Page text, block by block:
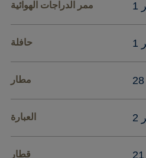
ممر الدراجات الهوائية
حافلة
مطار
العبارة
قطار